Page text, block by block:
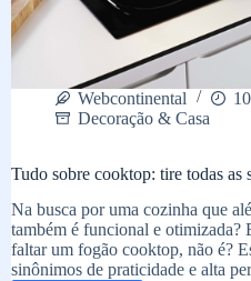
Webcontinental
Decoração & Casa
Tudo sobre cooktop: tire todas as
Na busca por uma cozinha que
também é funcional e otimizada?
faltar um fogão cooktop, não é?
sinônimos de praticidade e alta